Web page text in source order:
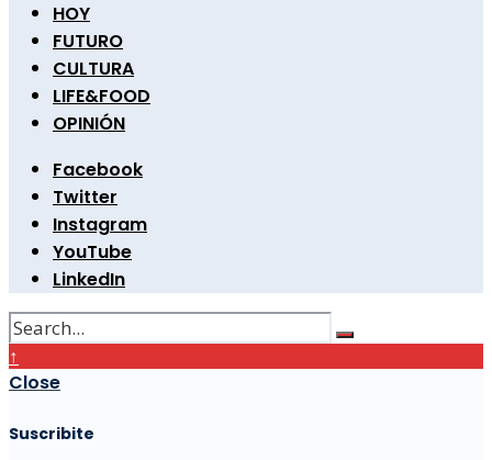
HOY
FUTURO
CULTURA
LIFE&FOOD
OPINIÓN
Facebook
Twitter
Instagram
YouTube
LinkedIn
↑
Close
Suscribite